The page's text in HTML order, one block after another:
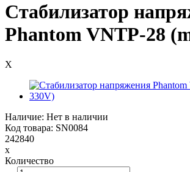
Стабилизатор
Phantom VNTP-28
X
Наличие: Нет в наличии
Код товара: SN0084
242840
x
Количество